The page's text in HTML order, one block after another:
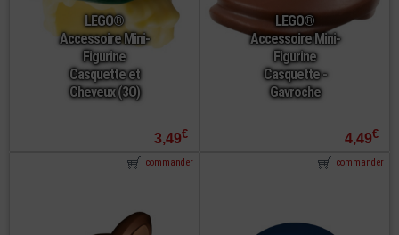
LEGO®
Accessoire Mini-
Figurine
Casquette et
Cheveux (3O)
3,49€
LEGO®
Accessoire Mini-
Figurine
Casquette -
Gavroche
4,49€
commander commander